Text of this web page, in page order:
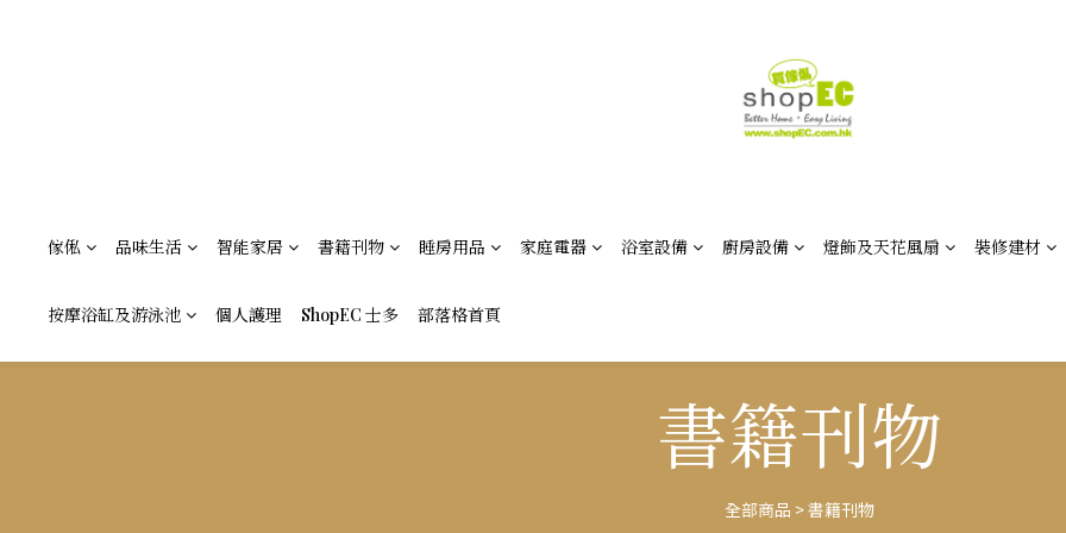
傢俬 品味生活 智能家居 書籍刊物 睡房用品 家庭電器 浴室設備 廚房設備 燈飾及天花風扇 裝修建材
按摩浴缸及游泳池 個人護理 ShopEC 士多 部落格首頁
書籍刊物
全部商品 >書籍刊物